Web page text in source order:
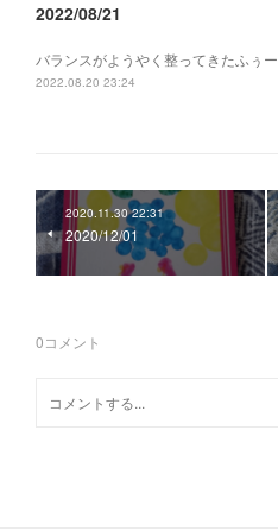
2022/08/21
バランスがようやく整ってきたふぅー
2022.08.20 23:24
2020.11.30 22:31
2020/12/01
0コメント